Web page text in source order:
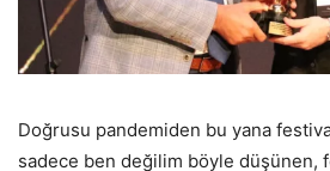
Doğrusu pandemiden bu yana
sadece ben değilim böyle düşünen,